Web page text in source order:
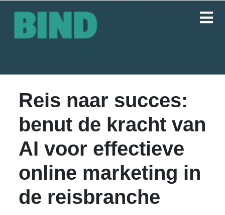
Reis naar succes:
benut de kracht van
AI voor effectieve
online marketing in
de reisbranche